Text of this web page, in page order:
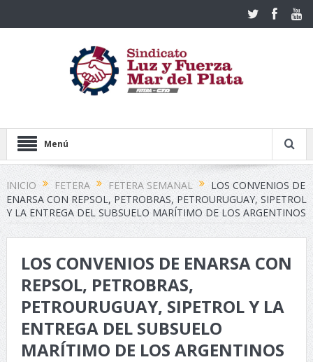
Menú
INICIO FETERA FETERA SEMANAL
LOS CONVENIOS DE
ENARSA CON REPSOL, PETROBRAS, PETROURUGUAY, SIPETROL
Y LA ENTREGA DEL SUBSUELO MARÍTIMO DE LOS ARGENTINOS
LOS CONVENIOS DE ENARSA CON
REPSOL, PETROBRAS,
PETROURUGUAY, SIPETROL Y LA
ENTREGA DEL SUBSUELO
MARÍTIMO DE LOS ARGENTINOS